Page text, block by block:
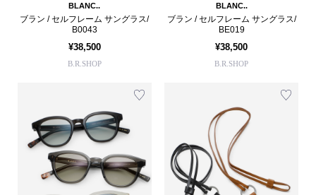
BLANC..
ブラン / セルフレーム サングラス/
B0043
¥38,500
B.R.SHOP
BLANC..
ブラン / セルフレーム サングラス/
BE019
¥38,500
B.R.SHOP